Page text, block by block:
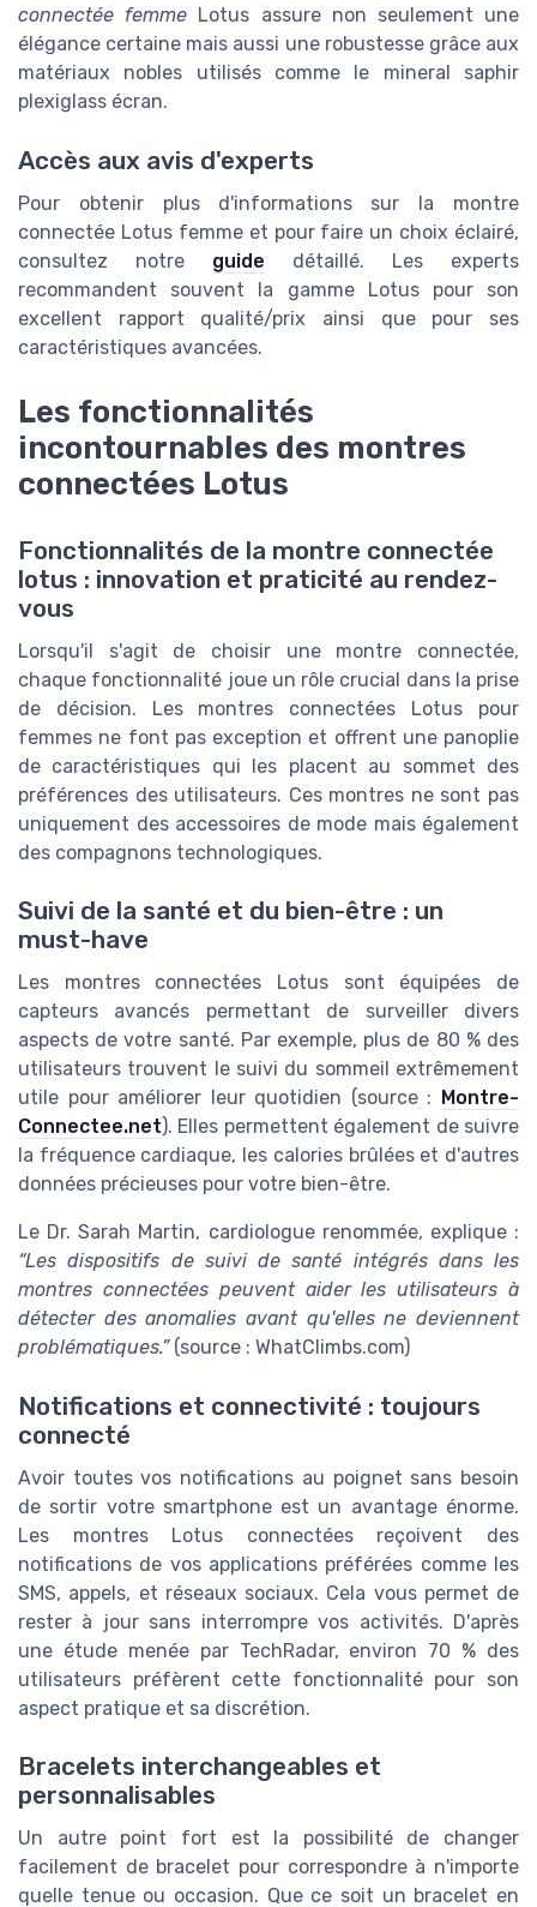
connectée femme Lotus assure non seulement une
élégance certaine mais aussi une robustesse grâce aux
matériaux nobles utilisés comme le mineral saphir
plexiglass écran.
Accès aux avis d'experts
Pour obtenir plus d'informations sur la montre
connectée Lotus femme et pour faire un choix éclairé,
consultez notre guide détaillé. Les experts
recommandent souvent la gamme Lotus pour son
excellent rapport qualité/prix ainsi que pour ses
caractéristiques avancées.
Les fonctionnalités
incontournables des montres
connectées Lotus
Fonctionnalités de la montre connectée
lotus : innovation et praticité au rendez-
vous
Lorsqu'il s'agit de choisir une montre connectée,
chaque fonctionnalité joue un rôle crucial dans la prise
de décision. Les montres connectées Lotus pour
femmes ne font pas exception et offrent une panoplie
de caractéristiques qui les placent au sommet des
préférences des utilisateurs. Ces montres ne sont pas
uniquement des accessoires de mode mais également
des compagnons technologiques.
Suivi de la santé et du bien-être : un
must-have
Les montres connectées Lotus sont équipées de
capteurs avancés permettant de surveiller divers
aspects de votre santé. Par exemple, plus de 80 % des
utilisateurs trouvent le suivi du sommeil extrêmement
utile pour améliorer leur quotidien (source :
Montre-
Connectee.net). Elles permettent également de suivre
la fréquence cardiaque, les calories brûlées et d'autres
données précieuses pour votre bien-être.
Le Dr. Sarah Martin, cardiologue renommée, explique :
“Les dispositifs de suivi de santé intégrés dans les
montres connectées peuvent aider les utilisateurs à
détecter des anomalies avant qu'elles ne deviennent
problématiques.”(source : WhatClimbs.com)
Notifications et connectivité : toujours
connecté
Avoir toutes vos notifications au poignet sans besoin
de sortir votre smartphone est un avantage énorme.
Les montres Lotus connectées reçoivent des
notifications de vos applications préférées comme les
SMS, appels, et réseaux sociaux. Cela vous permet de
rester à jour sans interrompre vos activités. D'après
une étude menée par TechRadar, environ 70 % des
utilisateurs préfèrent cette fonctionnalité pour son
aspect pratique et sa discrétion.
Bracelets interchangeables et
personnalisables
Un autre point fort est la possibilité de changer
facilement de bracelet pour correspondre à n'importe
quelle tenue ou occasion. Que ce soit un bracelet en